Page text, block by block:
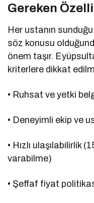
Gereken
Her ustanın
söz konusu
önem taşır.
kriterlere dikkat
• Ruhsat ve yetki
• Deneyimli ekip ve
• Hızlı ulaşılabilirlik
varabilme)
• Şeffaf fiyat